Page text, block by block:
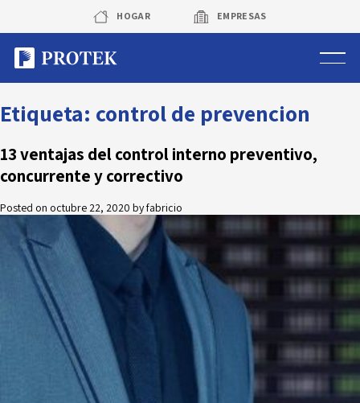
content
HOGAR EMPRESAS
Sistema de alarmas
Sistema de cámaras
Protek Personas
Corredora de seguros
Sobre Protek
Etiqueta: control de prevencion
13 ventajas del control interno preventivo,
concurrente y correctivo
Posted on octubre 22, 2020 byfabricio